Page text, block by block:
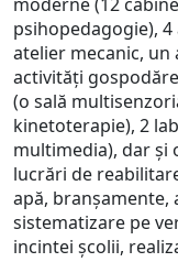
psihopedagogie),
atelier mecanic,
activități
(o sală
kinetoterapie), 2
multimedia), dar și
lucrări de
apă, branșamente,
sistematizare pe
incintei școlii,